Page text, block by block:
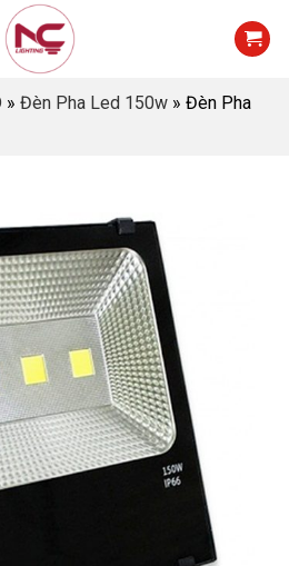
» Đèn Pha Led 150w » Đèn Pha